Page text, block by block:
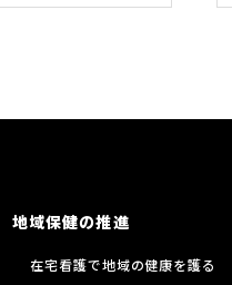
地域保健の推進
在宅看護で地域の健康を護る